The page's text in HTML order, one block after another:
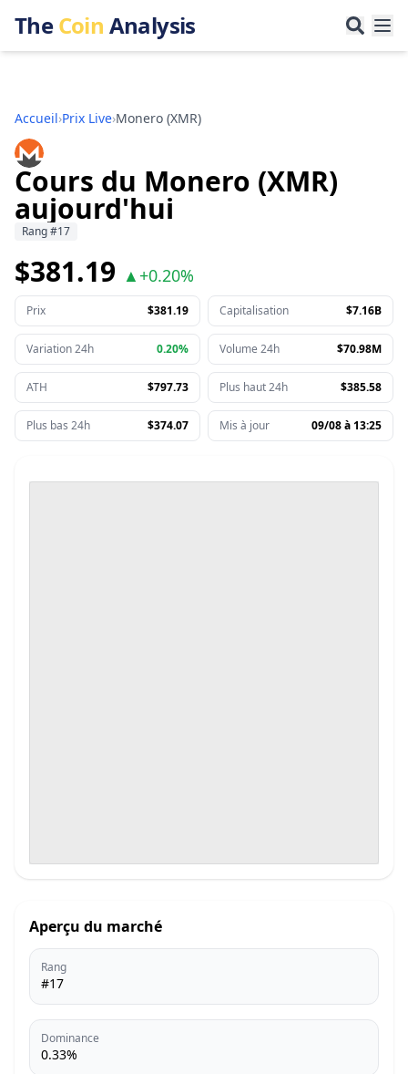
TheCoin Analysis
Accueil›Prix Live›Monero (XMR)
Cours du Monero (XMR)
aujourd'hui
Rang#17
$381.19 ▲ +0.20%
Prix $381.19 Capitalisation $7.16B
Variation 24h 0.20% Volume 24h $70.98M
ATH $797.73 Plus haut 24h $385.58
Plus bas 24h $374.07 Mis à jour 09/08 à 13:25
Aperçu du marché
Rang
#17
Dominance
0.33%